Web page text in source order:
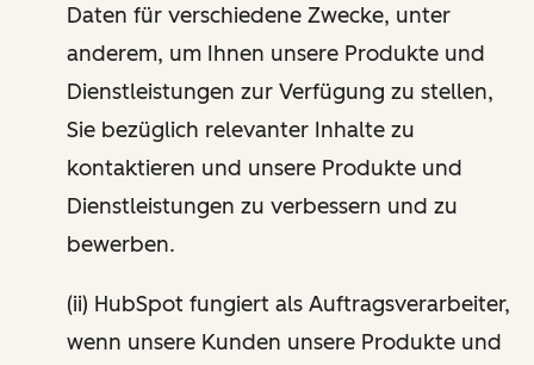
Daten für verschiedene Zwecke, unter
anderem, um Ihnen unsere Produkte und
Dienstleistungen zur Verfügung zu stellen,
Sie bezüglich relevanter Inhalte zu
kontaktieren und unsere Produkte und
Dienstleistungen zu verbessern und zu
bewerben.
(ii) HubSpot fungiert als Auftragsverarbeiter,
wenn unsere Kunden unsere Produkte und